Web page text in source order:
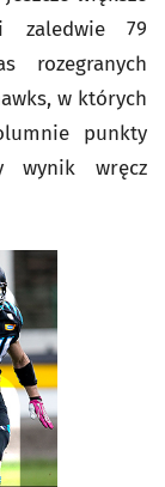
zaledwie 79
rozegranych
w których
punkty
wynik wręcz